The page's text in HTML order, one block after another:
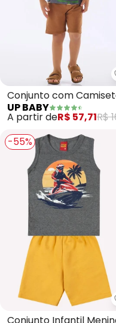
Conjunto com
e Bermuda (Cinza)
UP BABY
A partir deR$ 57,71R$
-55%